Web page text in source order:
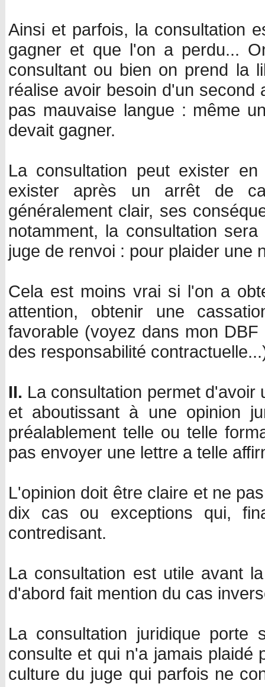
Ainsi et parfois, la consultation
gagner et que l'on a perdu...
consultant ou bien on prend la
réalise avoir besoin d'un
pas mauvaise langue : même
devait gagner.
La consultation peut exister
exister après un arrêt de
généralement clair, ses
notamment, la consultation
juge de renvoi : pour plaider une
Cela est moins vrai si l'on a
attention, obtenir une
favorable (voyez dans mon
des responsabilité
II. La consultation permet d'avoir
et aboutissant à une opinion
préalablement telle ou telle
pas envoyer une lettre a telle
L'opinion doit être claire et ne
dix cas ou exceptions qui,
contredisant.
La consultation est utile avant
d'abord fait mention du cas
La consultation juridique
consulte et qui n'a jamais plaidé
culture du juge qui parfois ne